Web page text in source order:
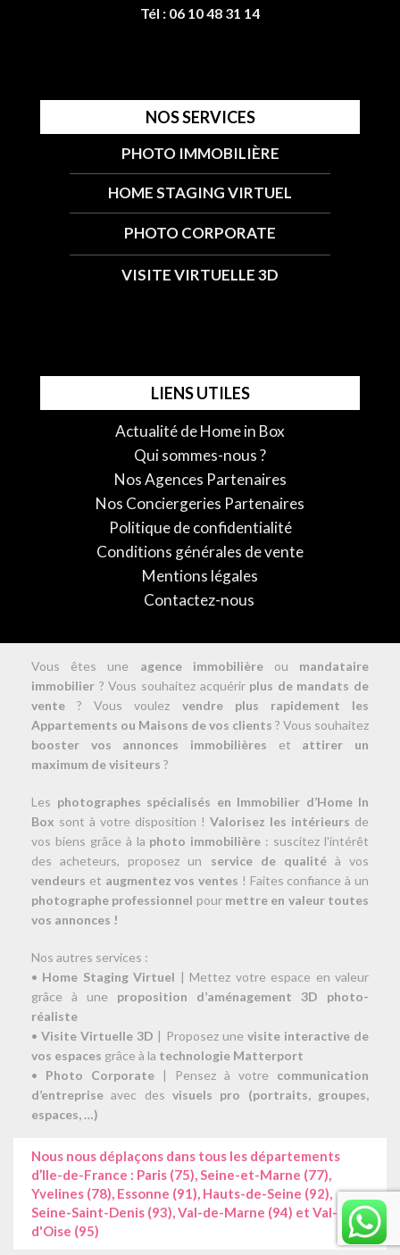
Tél : 06 10 48 31 14
NOS SERVICES
PHOTO IMMOBILIÈRE
HOME STAGING VIRTUEL
PHOTO CORPORATE
VISITE VIRTUELLE 3D
LIENS UTILES
Actualité de Home in Box
Qui sommes-nous ?
Nos Agences Partenaires
Nos Conciergeries Partenaires
Politique de confidentialité
Conditions générales de vente
Mentions légales
Contactez-nous
Vous êtes une agence immobilièreou mandataire
immobilier ? Vous souhaitez acquérir plus de mandats de
vente ? Vous voulez vendre plus rapidement les
Appartements ou Maisons de vos clients ? Vous souhaitez
booster vos annonces immobilières et attirer un
maximum de visiteurs ?
Les photographes spécialisés en Immobilier d’Home In
Box sont à votre disposition ! Valorisez les intérieurs de
vos biens grâce à la photo immobilière : suscitez l'intérêt
des acheteurs, proposez un service de qualitéà vos
vendeurs et augmentez vos ventes ! Faites confiance à un
photographe professionnel pour mettre en valeur toutes
vos annonces !
Nos autres services :
• Home Staging Virtuel | Mettez votre espace en valeur
grâce à une proposition d’aménagement 3D photo-
réaliste
•Visite Virtuelle 3D | Proposez une visite interactive de
vos espaces grâce à la technologie Matterport
• Photo Corporate | Pensez à votre communication
d’entreprise avec des visuels pro (portraits, groupes,
espaces, …)
Nous nous déplaçons dans tous les départements
d’Ile-de-France : Paris (75), Seine-et-Marne (77),
Yvelines (78), Essonne (91), Hauts-de-Seine (92),
Seine-Saint-Denis (93), Val-de-Marne (94) et Val-
d'Oise (95)